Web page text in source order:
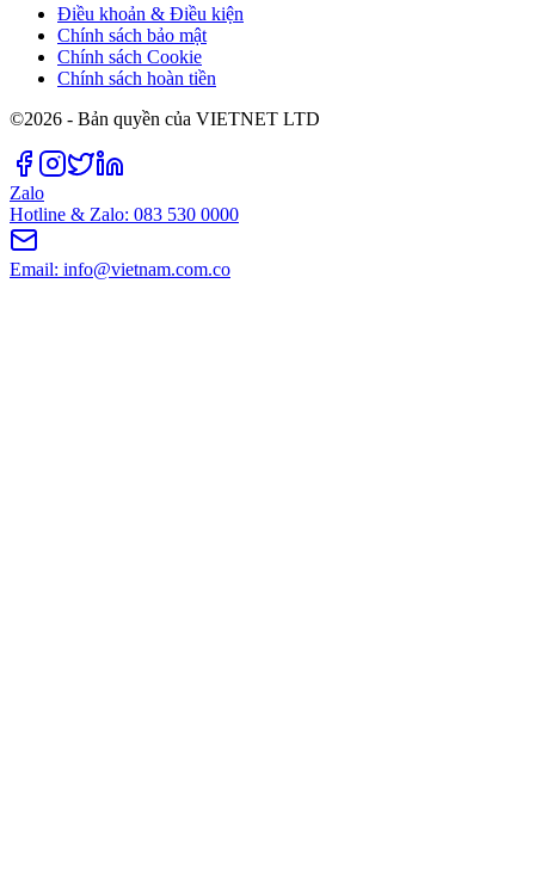
Điều khoản & Điều kiện
Chính sách bảo mật
Chính sách Cookie
Chính sách hoàn tiền
©2026 - Bản quyền của VIETNET LTD
Zalo
Hotline & Zalo: 083 530 0000
Email: info@vietnam.com.co